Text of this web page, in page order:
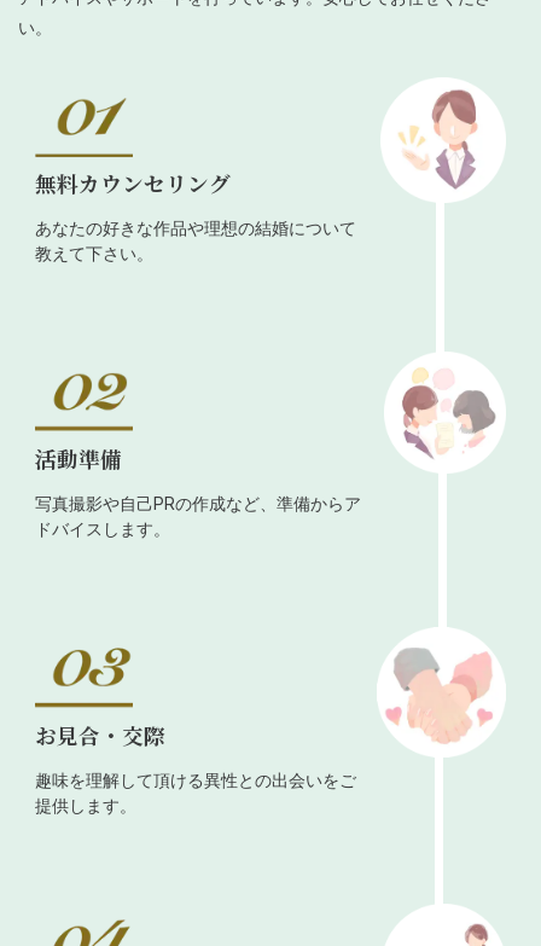
い。
無料カウンセリング
あなたの好きな作品や理想の結婚について
教えて下さい。
活動準備
写真撮影や自己PRの作成など、準備からア
ドバイスします。
お見合・交際
趣味を理解して頂ける異性との出会いをご
提供します。